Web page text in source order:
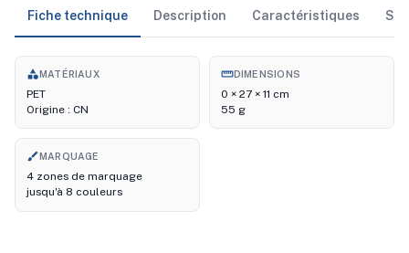
Fiche technique Description Caractéristiques
categoryMATÉRIAUX
PET
Origine : CN
straightenDIMENSIONS
0 × 27 × 11 cm
55 g
brushMARQUAGE
4 zones de marquage
jusqu'à 8 couleurs